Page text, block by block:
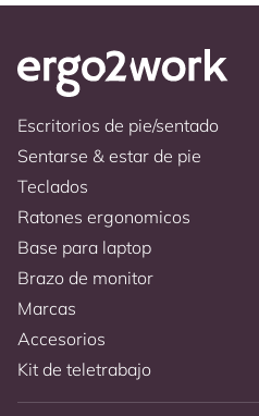
Escritorios de pie/sentado
Sentarse & estar de pie
Teclados
Ratones ergonomicos
Base para laptop
Brazo de monitor
Marcas
Accesorios
Kit de teletrabajo